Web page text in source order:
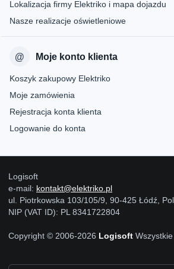
Lokalizacja firmy Elektriko i mapa dojazdu
Nasze realizacje oświetleniowe
Moje konto klienta
Koszyk zakupowy Elektriko
Moje zamówienia
Rejestracja konta klienta
Logowanie do konta
Logisoft
e-mail: kontakt@elektriko.pl
ul. Piotrkowska 103/105/9, 90-425 Łódź,
NIP (VAT ID): PL 8341722804
Copyright © 2006-2026 Logisoft